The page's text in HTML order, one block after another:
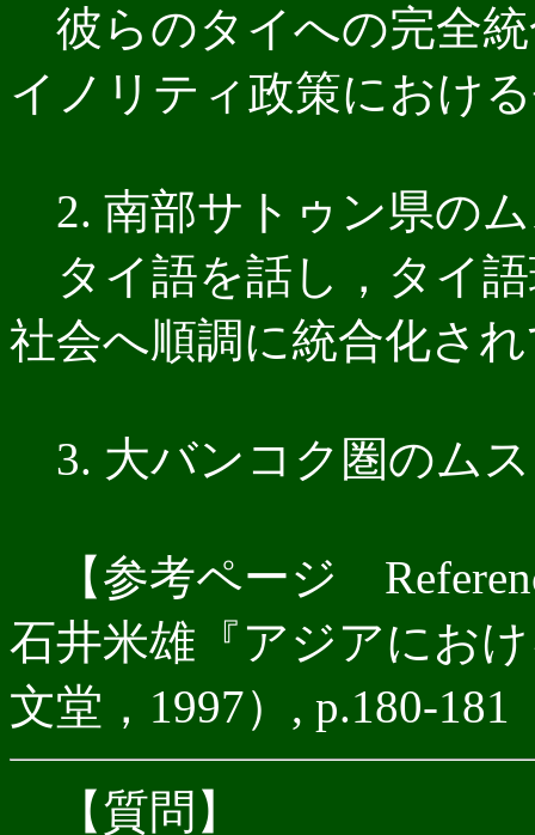
彼らのタイへの完全
イノリティ政策におけ
2. 南部サトゥン県の
タイ語を話し，タイ
社会へ順調に統合化さ
3. 大バンコク圏のム
【参考ページ
石井米雄『アジアにお
文堂，1997）, p.180-181
【質問】